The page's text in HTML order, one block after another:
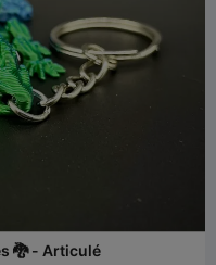
🐉 - Articulé